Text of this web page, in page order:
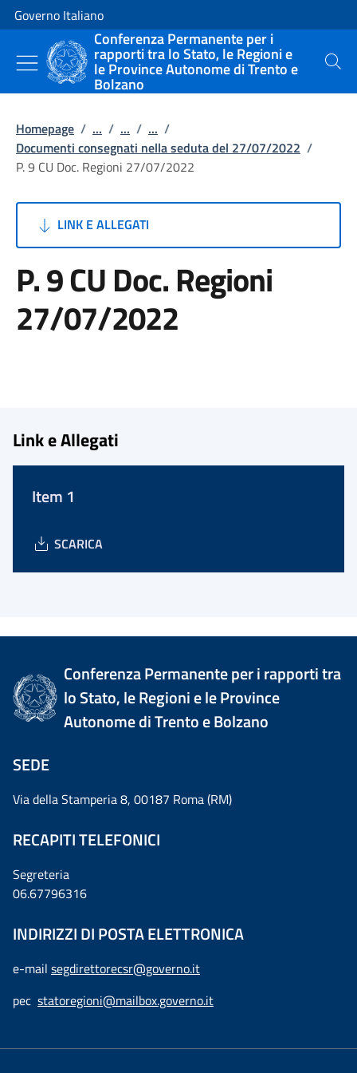
Vai al contenuto
Vai alla navigazione del sito
Governo Italiano
Conferenza Permanente per i
rapporti tra lo Stato, le Regioni e
le Province Autonome di Trento e
Bolzano
Cerca
Homepage / ... / ... / ... /
Documenti consegnati nella seduta del 27/07/2022 /
P. 9 CU Doc. Regioni 27/07/2022
LINK E ALLEGATI
P. 9 CU Doc. Regioni
27/07/2022
Link e Allegati
Item 1
SCARICA
Conferenza Permanente per i rapporti tra
lo Stato, le Regioni e le Province
Autonome di Trento e Bolzano
SEDE
Via della Stamperia 8, 00187 Roma (RM)
RECAPITI TELEFONICI
Segreteria
06.67796316
INDIRIZZI DI POSTA ELETTRONICA
e-mail segdirettorecsr@governo.it
pec statoregioni@mailbox.governo.it